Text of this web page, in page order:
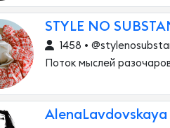
STYLE NO
1458 •
Поток мыслей
AlenaLavdovskaya